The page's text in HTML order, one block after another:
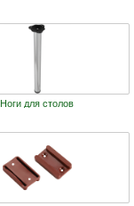
Ноги для столов